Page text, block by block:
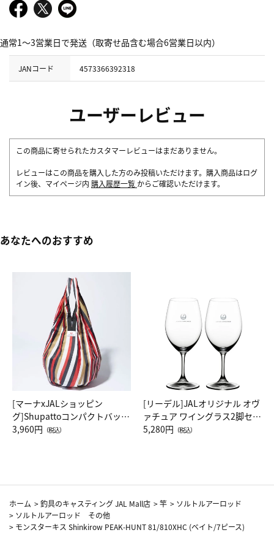
通常1～3営業日で発送（取寄せ品含む場合6営業日以内）
JANコード 4573366392318
ユーザーレビュー
この商品に寄せられたカスタマーレビューはまだありません。
レビューはこの商品を購入した方のみ投稿いただけます。購入商品はログ
イン後、マイページ内 購入履歴一覧 からご確認いただけます。
あなたへのおすすめ
[マーナxJALショッピン
グ]Shupattoコンパクトバッグ
Drop JAL客室乗務員（LC）ス
3,960円 （税込）
[リーデル]JALオリジナル オヴ
ァチュア ワイングラス2脚セッ
ト（レッドワイン）
5,280円 （税込）
ホーム >釣具のキャスティング JAL Mall店 >竿 > ソルトルアーロッド
> ソルトルアーロッド その他
> モンスターキス Shinkirow PEAK-HUNT 81/810XHC (ベイト/7ピース)